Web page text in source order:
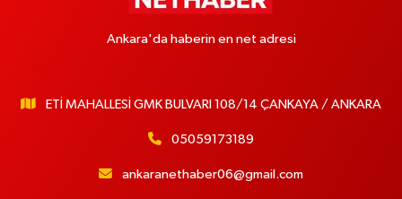
Ankara'da haberin en net adresi
ETİ MAHALLESİ GMK BULVARI 108/14 ÇANKAYA / ANKARA
05059173189
ankaranethaber06@gmail.com